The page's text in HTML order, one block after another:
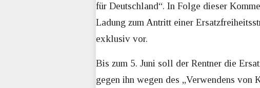
für Deutschland“. In Folge dieser
Ladung zum Antritt einer
exklusiv vor.
Bis zum 5. Juni soll der Rentner die
gegen ihn wegen des „Verwendens von